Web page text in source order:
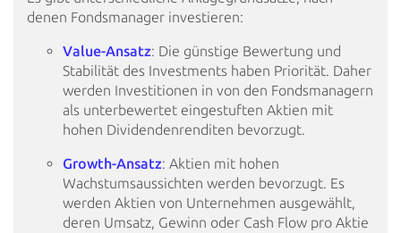
denen Fondsmanager investieren:
Value-Ansatz: Die günstige Bewertung und
Stabilität des Investments haben Priorität. Daher
werden Investitionen in von den Fondsmanagern
als unterbewertet eingestuften Aktien mit
hohen Dividendenrenditen bevorzugt.
Growth-Ansatz: Aktien mit hohen
Wachstumsaussichten werden bevorzugt. Es
werden Aktien von Unternehmen ausgewählt,
deren Umsatz, Gewinn oder Cash Flow pro Aktie